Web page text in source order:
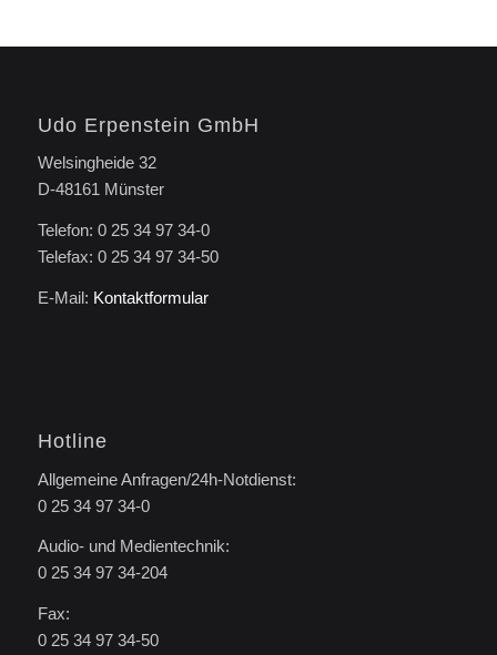
Udo Erpenstein GmbH
Welsingheide 32
D-48161 Münster
Telefon: 0 25 34 97 34-0
Telefax: 0 25 34 97 34-50
E-Mail: Kontaktformular
Hotline
Allgemeine Anfragen/24h-Notdienst:
0 25 34 97 34-0
Audio- und Medientechnik:
0 25 34 97 34-204
Fax:
0 25 34 97 34-50